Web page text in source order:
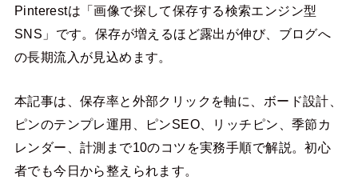
Pinterestは「画像で探して保存する検索エンジン型
SNS」です。保存が増えるほど露出が伸び、ブログへ
の長期流入が見込めます。
本記事は、保存率と外部クリックを軸に、ボード設計、
ピンのテンプレ運用、ピンSEO、リッチピン、季節カ
レンダー、計測まで10のコツを実務手順で解説。初心
者でも今日から整えられます。